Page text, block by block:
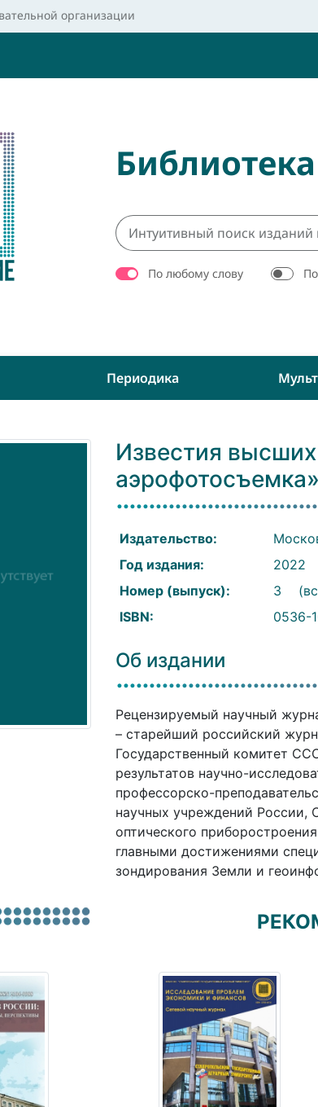
организации
По любому слову
Периодика
Известия
аэрофотосъемка»
Издательство:
Год издания:
2022
Номер (выпуск):
3
ISBN:
0536-
Об издании
Рецензируемый научный
– старейший российский
Государственный комитет
результатов научно-
профессорско-
научных учреждений России,
оптического
главными достижениями
зондирования Земли и